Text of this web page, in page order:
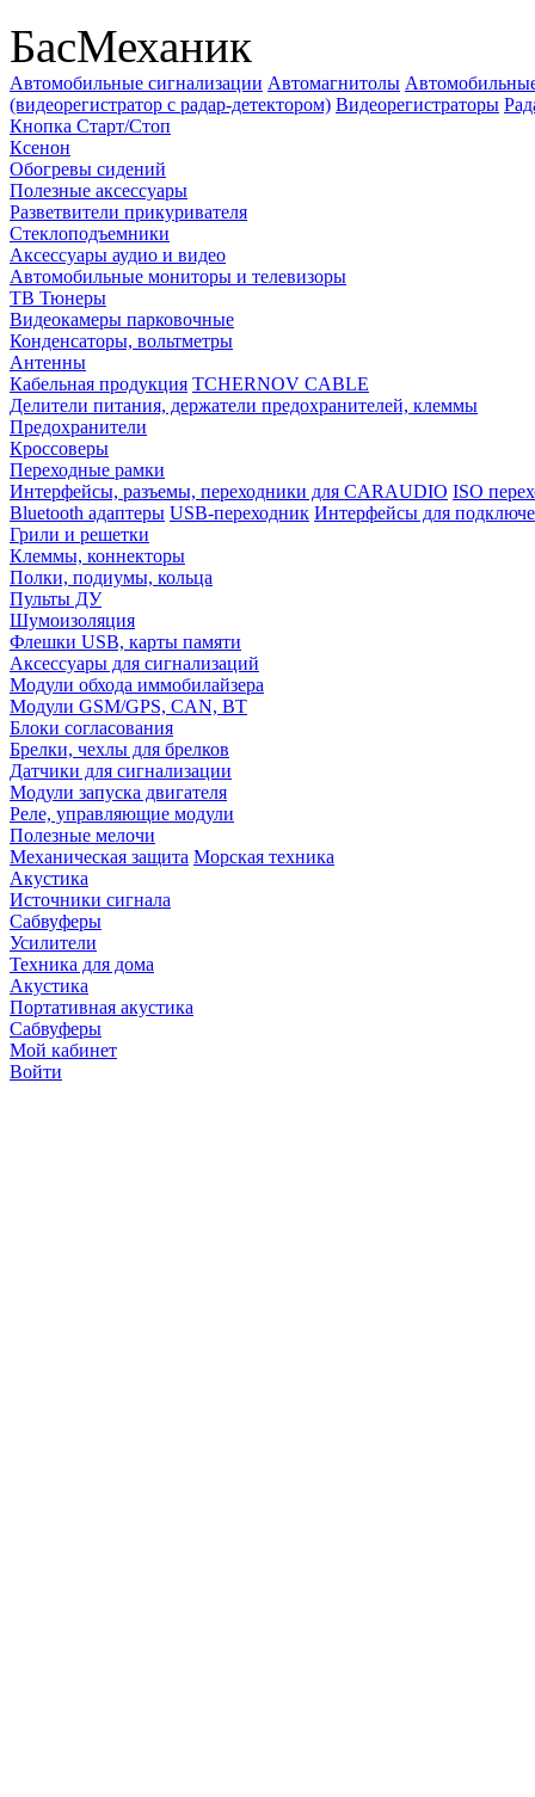
БасМеханик
Автомобильные сигнализации Автомагнитолы
(видеорегистратор с радар-детектором) Видеорегистраторы
Кнопка Старт/Стоп
Ксенон
Обогревы сидений
Полезные аксессуары
Разветвители прикуривателя
Стеклоподъемники
Аксессуары аудио и видео
Автомобильные мониторы и телевизоры
ТВ Тюнеры
Видеокамеры парковочные
Конденсаторы, вольтметры
Антенны
Кабельная продукция TCHERNOV CABLE
Делители питания, держатели предохранителей, клеммы
Предохранители
Кроссоверы
Переходные рамки
Интерфейсы, разъемы, переходники для CARAUDIO ISO
Bluetooth адаптеры USB-переходник Интерфейсы для
Грили и решетки
Клеммы, коннекторы
Полки, подиумы, кольца
Пульты ДУ
Шумоизоляция
Флешки USB, карты памяти
Аксессуары для сигнализаций
Модули обхода иммобилайзера
Модули GSM/GPS, CAN, BT
Блоки согласования
Брелки, чехлы для брелков
Датчики для сигнализации
Модули запуска двигателя
Реле, управляющие модули
Полезные мелочи
Механическая защита Морская техника
Акустика
Источники сигнала
Сабвуферы
Усилители
Техника для дома
Акустика
Портативная акустика
Сабвуферы
Мой кабинет
Войти